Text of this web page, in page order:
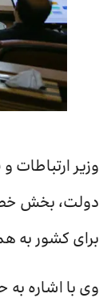
وزیر ارتباطات
دولت، بخش
برای کشور به
وی با اشاره به